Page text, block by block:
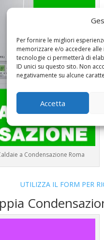
Per fornire le migliori
memorizzare e/o accedere
tecnologie ci permetterà di
ID unici su questo sito. Non
negativamente su alcune
Accetta
a Condensazione Roma
UTILIZZA IL FORM PER